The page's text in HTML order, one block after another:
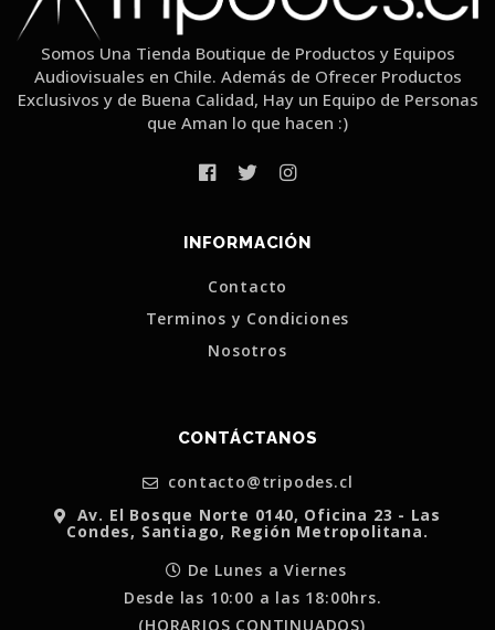
Somos Una Tienda Boutique de Productos y Equipos
Audiovisuales en Chile. Además de Ofrecer Productos
Exclusivos y de Buena Calidad, Hay un Equipo de Personas
que Aman lo que hacen :)
INFORMACIÓN
Contacto
Terminos y Condiciones
Nosotros
CONTÁCTANOS
contacto@tripodes.cl
Av. El Bosque Norte 0140, Oficina 23 - Las
Condes, Santiago, Región Metropolitana.
De Lunes a Viernes
Desde las 10:00 a las 18:00hrs.
(HORARIOS CONTINUADOS)